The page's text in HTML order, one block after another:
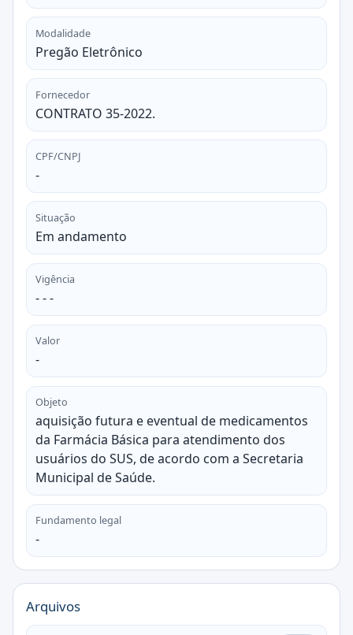
Modalidade
Pregão Eletrônico
Fornecedor
CONTRATO 35-2022.
CPF/CNPJ
-
Situação
Em andamento
Vigência
- - -
Valor
-
Objeto
aquisição futura e eventual de medicamentos
da Farmácia Básica para atendimento dos
usuários do SUS, de acordo com a Secretaria
Municipal de Saúde.
Fundamento legal
-
Arquivos